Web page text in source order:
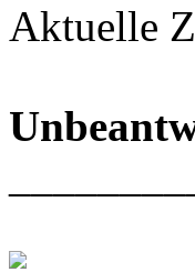
Aktuelle